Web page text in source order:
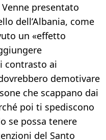
presentato
dell’Albania, come
un «effetto
contrasto ai
demotivare
che scappano dai
poi ti spediscono
se possa tenere
del Santo